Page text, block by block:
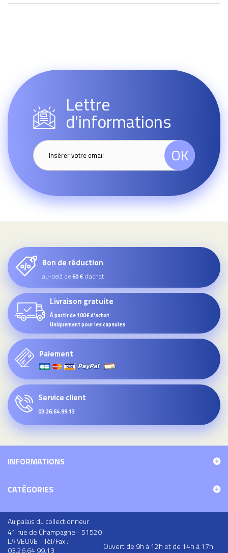
Lettre
d'informations
OK
Bon de réduction
au-delà de60 € d’achat
Livraison gratuite
À partir de 100€ d'achat
Uniquement pour les capsules
Paiement
Service client
03.26.64.99.13
INFORMATIONS
CATÉGORIES
Au palais du collectionneur
41 rue de Champagne - 51520
LA VEUVE - Tél/Fax :
03.26.64.99.13
Ouvert de 9h à 12h et de 14h à 17h